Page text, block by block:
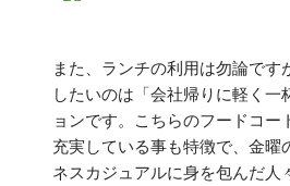
また、ランチの利用は勿論です
したいのは「会社帰りに軽く一
ョンです。こちらのフードコー
充実している事も特徴で、金曜
ネスカジュアルに身を包んだ人